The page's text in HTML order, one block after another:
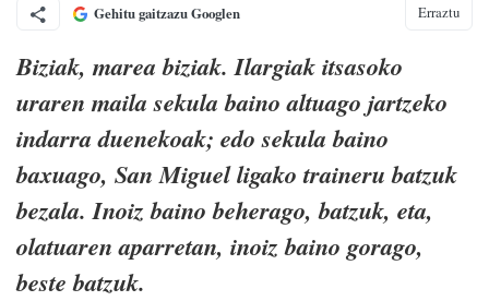
Gehitu gaitzazu Googlen Erraztu
Biziak, marea biziak. Ilargiak itsasoko
uraren maila sekula baino altuago jartzeko
indarra duenekoak; edo sekula baino
baxuago, San Miguel ligako traineru batzuk
bezala. Inoiz baino beherago, batzuk, eta,
olatuaren aparretan, inoiz baino gorago,
beste batzuk.